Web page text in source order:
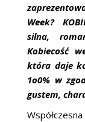
Week?
silna,
Kobiecość
która daje
1o0% w
gustem,